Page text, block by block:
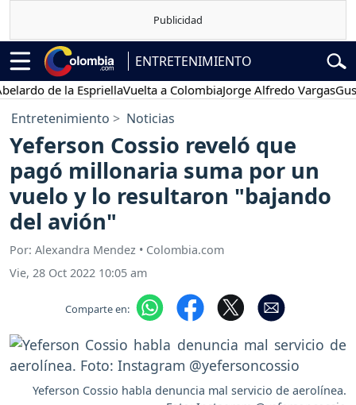
ENTRETENIMIENTO
de la EspriellaVuelta a ColombiaJorge Alfredo VargasGustavo
Entretenimiento Noticias
Yeferson Cossio reveló que
pagó millonaria suma por un
vuelo y lo resultaron "bajando
del avión"
Por: Alexandra Mendez • Colombia.com
Vie, 28 Oct 2022 10:05 am
Comparte en:
Yeferson Cossio habla denuncia mal servicio de aerolínea.